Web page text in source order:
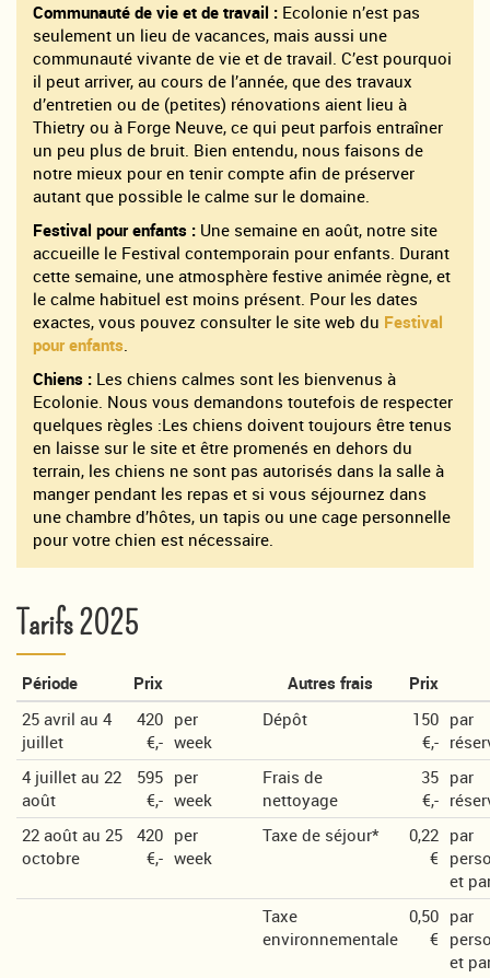
Communauté de vie et de travail : Ecolonie n’est pas
seulement un lieu de vacances, mais aussi une
communauté vivante de vie et de travail. C’est pourquoi
il peut arriver, au cours de l’année, que des travaux
d’entretien ou de (petites) rénovations aient lieu à
Thietry ou à Forge Neuve, ce qui peut parfois entraîner
un peu plus de bruit. Bien entendu, nous faisons de
notre mieux pour en tenir compte afin de préserver
autant que possible le calme sur le domaine.
Festival pour enfants : Une semaine en août, notre site
accueille le Festival contemporain pour enfants. Durant
cette semaine, une atmosphère festive animée règne, et
le calme habituel est moins présent. Pour les dates
exactes, vous pouvez consulter le site web du Festival
pour enfants.
Chiens : Les chiens calmes sont les bienvenus à
Ecolonie. Nous vous demandons toutefois de respecter
quelques règles :Les chiens doivent toujours être tenus
en laisse sur le site et être promenés en dehors du
terrain, les chiens ne sont pas autorisés dans la salle à
manger pendant les repas et si vous séjournez dans
une chambre d’hôtes, un tapis ou une cage personnelle
pour votre chien est nécessaire.
Tarifs 2025
Période Prix Autres frais
Prix
25 avril au 4
juillet
420
€,-
per
week
Dépôt
150
€,-
par
4 juillet au 22
août
595
€,-
per
week
Frais de
nettoyage
35
€,-
par
22 août au 25
octobre
420
€,-
per
week
Taxe de séjour*
0,22
€
par
et
Taxe
environnementale
0,50
€
par
et